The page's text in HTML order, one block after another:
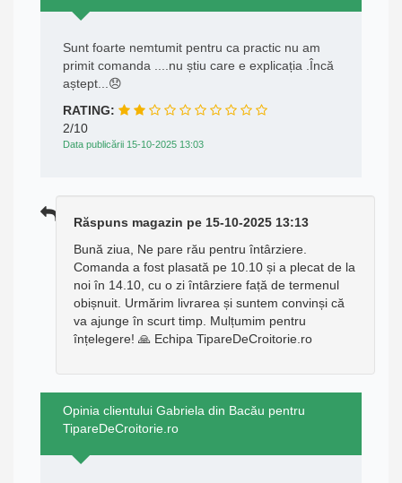
Sunt foarte nemtumit pentru ca practic nu am
primit comanda ....nu știu care e explicația .Încă
aștept...😞
RATING:
2/10
Data publicării 15-10-2025 13:03
Răspuns magazin pe 15-10-2025 13:13
Bună ziua, Ne pare rău pentru întârziere.
Comanda a fost plasată pe 10.10 și a plecat de la
noi în 14.10, cu o zi întârziere față de termenul
obișnuit. Urmărim livrarea și suntem convinși că
va ajunge în scurt timp. Mulțumim pentru
înțelegere! 🙏 Echipa TipareDeCroitorie.ro
Opinia clientului Gabriela din Bacău pentru
TipareDeCroitorie.ro